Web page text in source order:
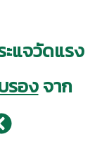
แจวัดแรง
รองจาก